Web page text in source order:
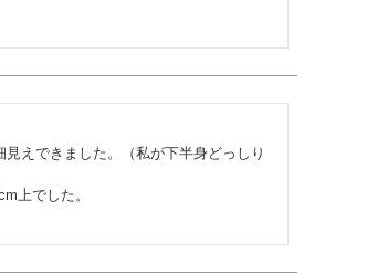
えできました。（私が下半身どっしり
上でした。